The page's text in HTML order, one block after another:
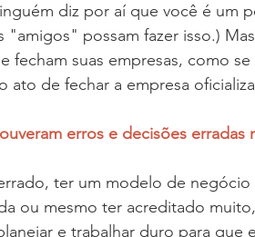
diz por aí que você é um
"amigos" possam fazer isso.)
fecham suas empresas, como
ato de fechar a empresa
erros e decisões
ter um modelo de negócio
ou mesmo ter acreditado
e trabalhar duro para que